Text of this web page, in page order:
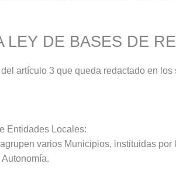
LEY DE BASES DE
artículo 3 que queda redactado en los
Entidades Locales:
varios Municipios, instituidas